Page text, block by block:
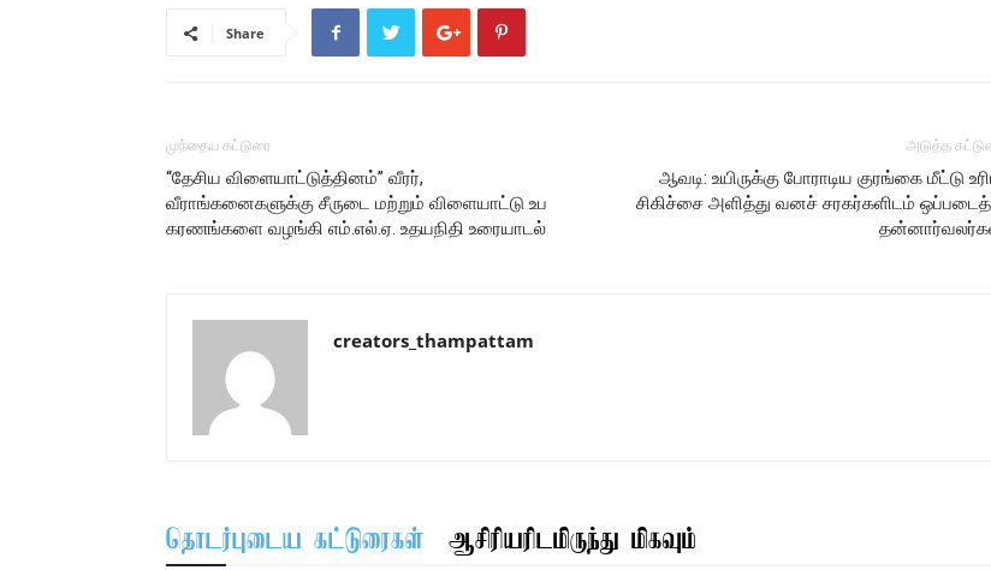
Share
முந்தைய கட்டுரை
“தேசிய விளையாட்டுத்தினம்” வீரர்,
வீராங்கனைகளுக்கு சீருடை மற்றும் விளையாட்டு உப
கரணங்களை வழங்கி எம்.எல்.ஏ. உதயநிதி உரையாடல்
அடுத்த
ஆவடி: உயிருக்கு போராடிய குரங்கை மீட்டு
சிகிச்சை அளித்து வனச் சரகர்களிடம்
creators_thampattam
தொடர்புடைய கட்டுரைகள் ஆசிரியரிடமிருந்து மிகவும்